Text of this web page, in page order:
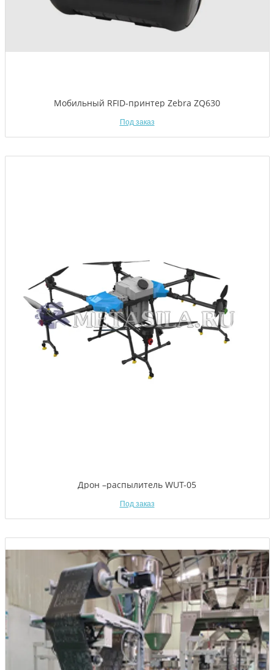
Мобильный RFID-принтер Zebra ZQ630
Под заказ
Дрон –распылитель WUT-05
Под заказ